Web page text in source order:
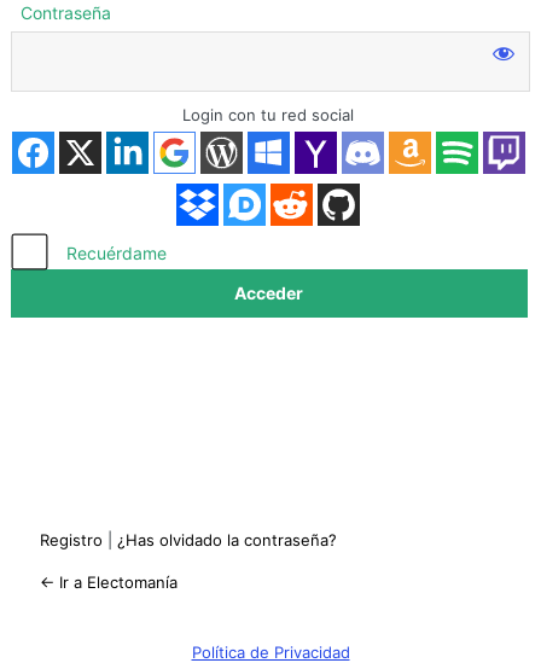
Acceder
Contraseña
Login con tu red social
Recuérdame
Registro ¿Has olvidado la contraseña?
← Ir a Electomanía
Política de Privacidad